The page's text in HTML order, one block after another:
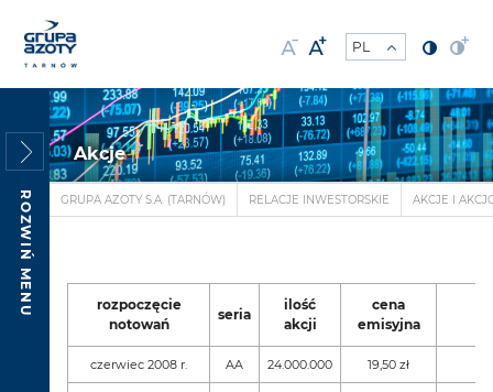
ROZWIŃ MENU
Akcje
GRUPA AZOTY S.A. (TARNÓW) RELACJE INWESTORSKIE AKCJE I
rozpoczęcie
notowań
seria
ilość
akcji
cena
emisyjna
czerwiec 2008 r. AA 24.000.000 19,50 zł